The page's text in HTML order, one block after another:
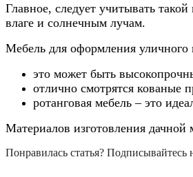
Главное, следует учитывать
влаге и солнечным лучам.
Мебель для оформления уличного
это может быть
отлично смотрятся кованые
ротанговая мебель – это
Материалов изготовления
Понравилась статья? Подписывайтесь